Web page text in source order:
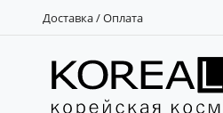
Доставка / Оплата